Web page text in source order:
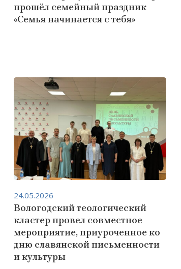
прошёл семейный праздник
«Семья начинается с тебя»
Вологодский теологический
кластер провел совместное
мероприятие, приуроченное ко
дню славянской письменности
и культуры
24.05.2026